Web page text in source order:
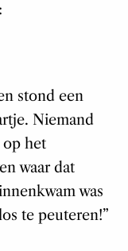
stond een
Niemand
het
waar dat
was
te peuteren!”